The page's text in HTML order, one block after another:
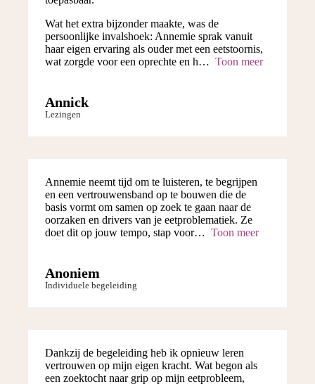
Lezingen
Wat het extra bijzonder maakte, was de
persoonlijke invalshoek: Annemie sprak vanuit
haar eigen ervaring als ouder met een eetstoornis,
wat zorgde voor een oprechte en h
Toon meer
Annick
Individuele begeleiding
Annemie neemt tijd om te luisteren, te begrijpen
en een vertrouwensband op te bouwen die de
basis vormt om samen op zoek te gaan naar de
oorzaken en drivers van je eetproblematiek. Ze
doet dit op jouw tempo, stap voor
Toon meer
Anoniem
Dankzij de begeleiding heb ik opnieuw leren
vertrouwen op mijn eigen kracht. Wat begon als
een zoektocht naar grip op mijn eetprobleem,